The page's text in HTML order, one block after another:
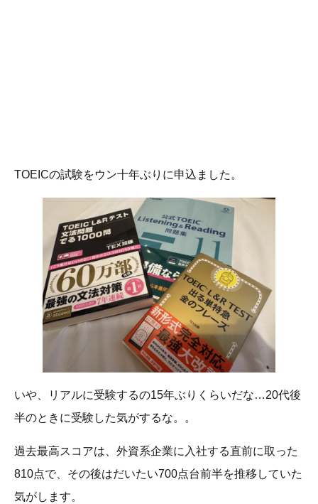
TOEICの試験をウン十年ぶりに申込ました。
いや、リアルに受験するの15年ぶりくらいだな…20代後
半のときに受験した気がするな。。
過去最高スコアは、外資系企業に入社する直前に取った
810点で、その後はだいたい700点台前半を推移していた
気がします。